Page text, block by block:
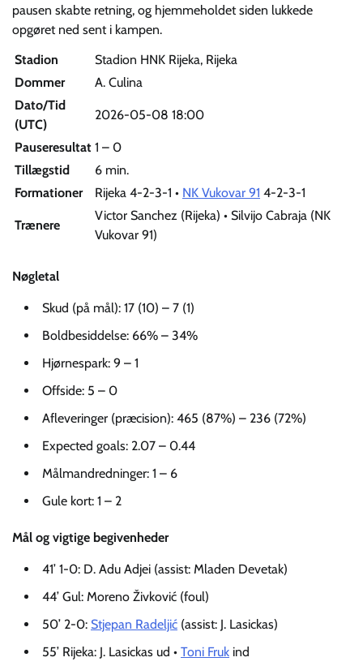
pausen skabte retning, og hjemmeholdet siden lukkede
opgøret ned sent i kampen.
Stadion
Stadion HNK Rijeka, Rijeka
Dommer
A. Culina
Dato/Tid
(UTC)
2026-05-08 18:00
Pauseresultat 1 – 0
Tillægstid
6 min.
Formationer
Rijeka 4-2-3-1 • NK Vukovar 91 4-2-3-1
Trænere
Victor Sanchez (Rijeka) • Silvijo Cabraja (NK
Vukovar 91)
Nøgletal
Skud (på mål): 17 (10) – 7 (1)
Boldbesiddelse: 66% – 34%
Hjørnespark: 9 – 1
Offside: 5 – 0
Afleveringer (præcision): 465 (87%) – 236 (72%)
Expected goals: 2.07 – 0.44
Målmandredninger: 1 – 6
Gule kort: 1 – 2
Mål og vigtige begivenheder
41’ 1-0: D. Adu Adjei (assist: Mladen Devetak)
44’ Gul: Moreno Živković (foul)
50’ 2-0: Stjepan Radeljić (assist: J. Lasickas)
55’ Rijeka: J. Lasickas ud • Toni Fruk ind